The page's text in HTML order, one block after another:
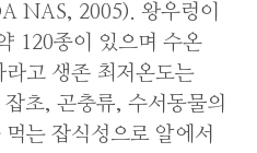
NAS, 2005). 왕우렁이
120종이 있으며 수온
고 생존 최저온도는
초, 곤충류, 수서동물의
는 잡식성으로 알에서